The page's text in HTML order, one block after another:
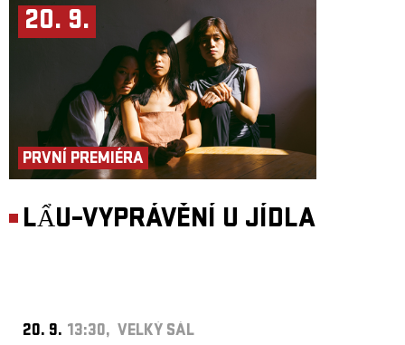
20. 9.
PRVNÍ PREMIÉRA
LẨU–VYPRÁVĚNÍ U JÍDLA
20. 9. 13:30, VELKÝ SÁL